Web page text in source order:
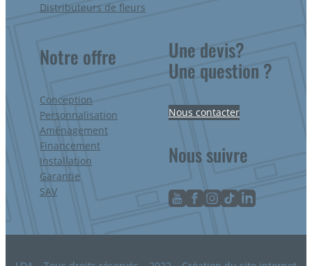
Distributeurs de fleurs
Notre offre
Conception
Personnalisation
Aménagement
Financement
Installation
Garantie
SAV
Une devis?
Une question ?
Nous contacter
Nous suivre